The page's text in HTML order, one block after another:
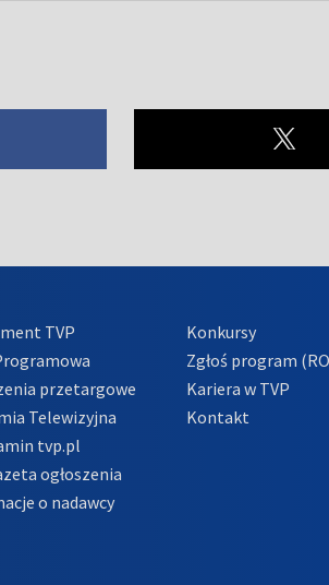
TVP
przetargowe
Telewizyjna
tvp.pl
ogłoszenia
o nadawcy
Konkursy
Zgłoś program
Kariera w TVP
Kontakt